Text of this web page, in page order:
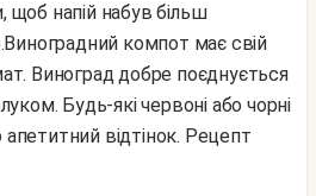
напій набув більш
компот має свій
Виноград добре поєднується
Будь-які червоні або чорні
відтінок. Рецепт